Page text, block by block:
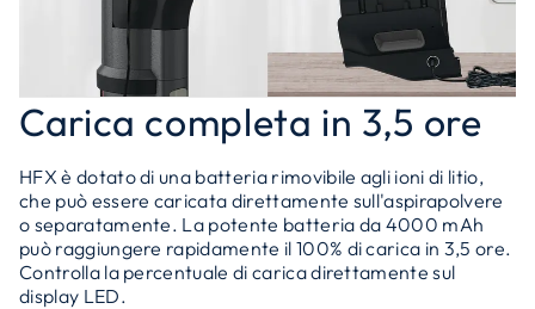
Carica completa in 3,5 ore
HFX è dotato di una batteria rimovibile agli ioni di litio,
che può essere caricata direttamente sull'aspirapolvere
o separatamente. La potente batteria da 4000 mAh
può raggiungere rapidamente il 100% di carica in 3,5 ore.
Controlla la percentuale di carica direttamente sul
display LED.